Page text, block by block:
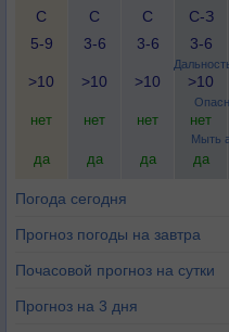
Мыть
С
5-9
С
3-6
С
3-6
С-З
3-6
>10 >10 >10 >10
нет нет нет нет
да да да да
Погода сегодня
Прогноз погоды на завтра
Почасовой прогноз на сутки
Прогноз на 3 дня